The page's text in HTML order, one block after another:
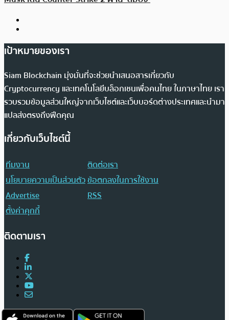
เป้าหมายของเรา
Siam Blockchain มุ่งมั่นที่จะช่วยนำเสนอสารเกี่ยวกับ
Cryptocurrency และเทคโนโลยีบล็อกเชนเพื่อคนไทย ในภาษาไทย เรา
รวบรวมข้อมูลส่วนใหญ่จากเว็บไซต์และเว็บบอร์ดต่างประเทศและนำมา
แปลส่งตรงถึงฟีดคุณ
เกี่ยวกับเว็บไซต์นี้
ทีมงาน
ติดต่อเรา
นโยบายความเป็นส่วนตัวข้อตกลงในการใช้งาน
Advertise
RSS
ตั้งค่าคุกกี้
ติดตามเรา